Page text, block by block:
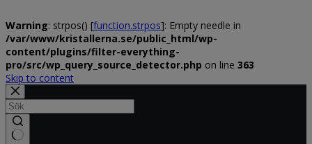
Warning: strpos() [function.strpos]: Empty needle in
/var/www/kristallerna.se/public_html/wp-
content/plugins/filter-everything-
pro/src/wp_query_source_detector.php on line 363
Skip to content